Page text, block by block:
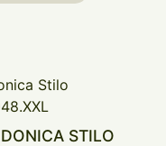
DONICA STILO